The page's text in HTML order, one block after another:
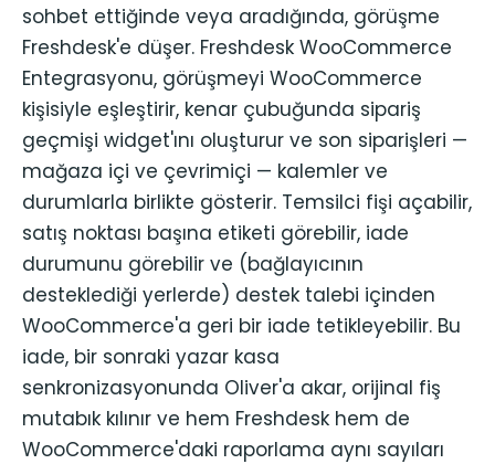
sohbet ettiğinde veya aradığında, görüşme
Freshdesk'e düşer. Freshdesk WooCommerce
Entegrasyonu, görüşmeyi WooCommerce
kişisiyle eşleştirir, kenar çubuğunda sipariş
geçmişi widget'ını oluşturur ve son siparişleri —
mağaza içi ve çevrimiçi — kalemler ve
durumlarla birlikte gösterir. Temsilci fişi açabilir,
satış noktası başına etiketi görebilir, iade
durumunu görebilir ve (bağlayıcının
desteklediği yerlerde) destek talebi içinden
WooCommerce'a geri bir iade tetikleyebilir. Bu
iade, bir sonraki yazar kasa
senkronizasyonunda Oliver'a akar, orijinal fiş
mutabık kılınır ve hem Freshdesk hem de
WooCommerce'daki raporlama aynı sayıları